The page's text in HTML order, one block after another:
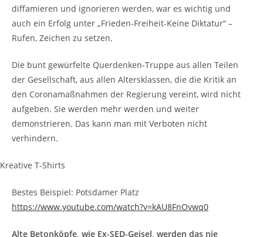
diffamieren und ignorieren werden, war es wichtig und
auch ein Erfolg unter „Frieden-Freiheit-Keine Diktatur“ –
Rufen, Zeichen zu setzen.
Die bunt gewürfelte Querdenken-Truppe aus allen Teilen
der Gesellschaft, aus allen Altersklassen, die die Kritik an
den Coronamaßnahmen der Regierung vereint, wird nicht
aufgeben. Sie werden mehr werden und weiter
demonstrieren. Das kann man mit Verboten nicht
verhindern.
Kreative T-Shirts
Bestes Beispiel: Potsdamer Platz
https://www.youtube.com/watch?v=kAU8FnOvwq0
Alte Betonköpfe, wie Ex-SED-Geisel, werden das nie